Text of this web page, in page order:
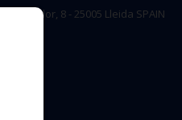
Salvador, 8 - 25005 Lleida SPAIN